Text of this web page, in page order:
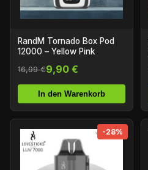
RandM Tornado Box Pod
12000 – Yellow Pink
16,99 €9,90 €
In den Warenkorb
-28%